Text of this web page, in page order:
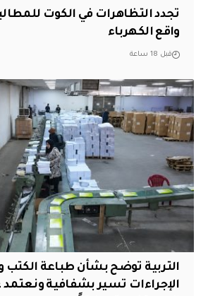
تجدد التظاهرات في الكوت
واقع الكهرباء
قبل 18 ساعة
التربية توضح بشأن طباعة الكتب
الإجراءات تسير بشفافية ونعتمد